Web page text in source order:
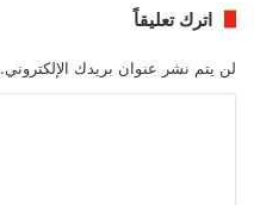
اترك تعليقاً
لن يتم نشر عنوان بريدك الإلكتروني.